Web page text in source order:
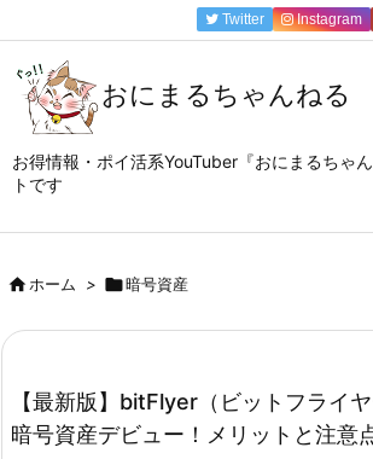
おにまるちゃんねる
お得情報・ポイ活系YouTuber『おにまるちゃ
トです
Twitter Instagram
ホーム > 暗号資産
【最新版】bitFlyer（ビットフライ
暗号資産デビュー！メリットと注意